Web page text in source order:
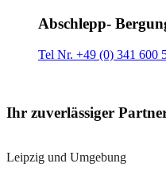
Abschlepp-
Tel Nr. +49 (0) 341 600
Ihr zuverlässiger
Leipzig und Umgebung